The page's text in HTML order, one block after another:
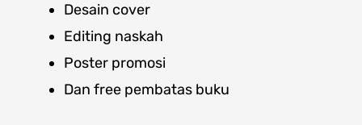
Desain cover
Editing naskah
Poster promosi
Dan free pembatas buku